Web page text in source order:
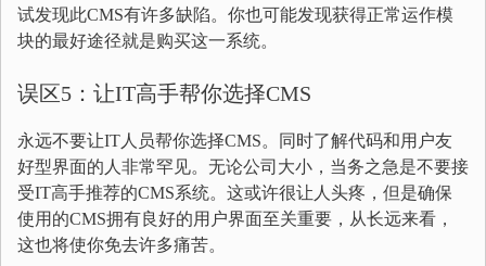
试发现此CMS有许多缺陷。你也可能发现获得正常运作模
块的最好途径就是购买这一系统。
误区5：让IT高手帮你选择CMS
永远不要让IT人员帮你选择CMS。同时了解代码和用户友
好型界面的人非常罕见。无论公司大小，当务之急是不要接
受IT高手推荐的CMS系统。这或许很让人头疼，但是确保
使用的CMS拥有良好的用户界面至关重要，从长远来看，
这也将使你免去许多痛苦。